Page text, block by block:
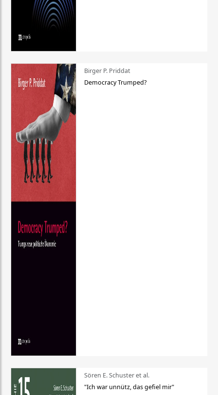
Birger P. Priddat
Democracy Trumped?
Sören E. Schuster et al.
"Ich war unnütz, das gefiel mir"